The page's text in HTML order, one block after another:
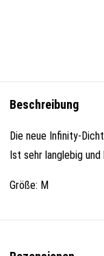
Beschreibung
Die neue Infinity-
Ist sehr langlebig
Größe: M